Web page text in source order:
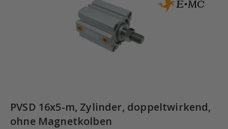
PVSD 16x5-m, Zylinder, doppeltwirkend,
ohne Magnetkolben